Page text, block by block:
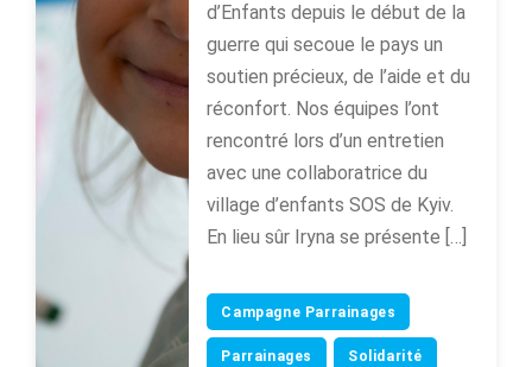
d’Enfants depuis le début de la
guerre qui secoue le pays un
soutien précieux, de l’aide et du
réconfort. Nos équipes l’ont
rencontré lors d’un entretien
avec une collaboratrice du
village d’enfants SOS de Kyiv.
En lieu sûr Iryna se présente […]
Campagne Parrainages
Parrainages Solidarité